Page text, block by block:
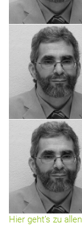
Hier geht’s zu